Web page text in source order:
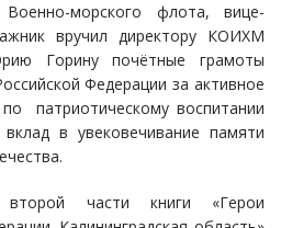
морского флота, вице-
вручил директору КОИХМ
Горину почётные грамоты
Федерации за активное
патриотическому воспитании
в увековечивание памяти
части книги «Герои